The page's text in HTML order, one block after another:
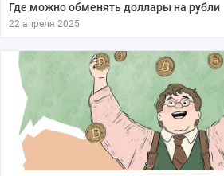
Где можно обменять доллары на рубли
22 апреля 2025